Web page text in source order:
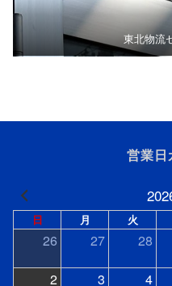
東北物流
営業日
日 月 火
26 27 28
2 3 4